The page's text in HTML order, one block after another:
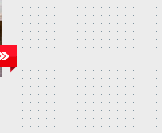
Fitness aplikacija
korisnicima
Fitness aplikacija pod